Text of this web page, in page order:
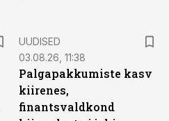
UUDISED
03.08.26, 11:38
Palgapakkumiste kasv
kiirenes,
finantsvaldkond